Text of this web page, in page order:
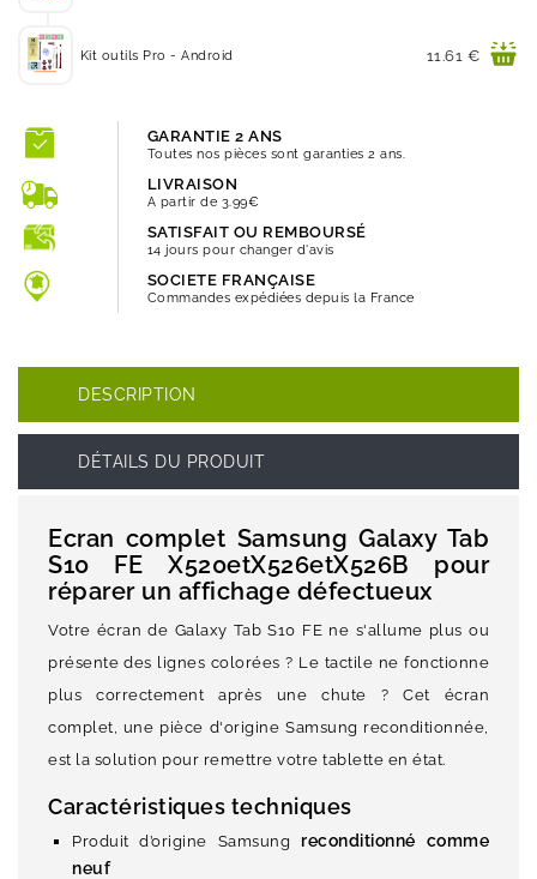
Kit outils Pro - Android Prix
11.61 €
GARANTIE 2 ANS
Toutes nos pièces sont garanties 2 ans.
LIVRAISON
A partir de 3.99€
SATISFAIT OU REMBOURSÉ
14 jours pour changer d'avis
SOCIETE FRANÇAISE
Commandes expédiées depuis la France
DESCRIPTION
DÉTAILS DU PRODUIT
Ecran complet Samsung Galaxy Tab
S10 FE X520etX526etX526B pour
réparer un affichage défectueux
Votre écran de Galaxy Tab S10 FE ne s'allume plus ou
présente des lignes colorées ? Le tactile ne fonctionne
plus correctement après une chute ? Cet écran
complet, une pièce d'origine Samsung reconditionnée,
est la solution pour remettre votre tablette en état.
Caractéristiques techniques
Produit d’origine Samsung reconditionné comme
neuf